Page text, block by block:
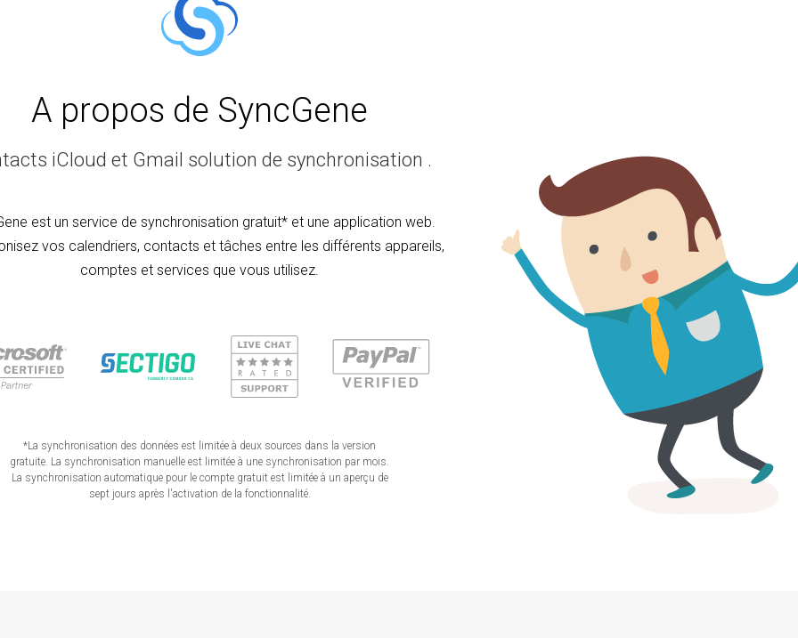
A propos de SyncGene
iCloud et Gmail solution de synchronisation .
est un service de synchronisation gratuit* et une application web.
vos calendriers, contacts et tâches entre les différents appareils,
comptes et services que vous utilisez.
*La synchronisation des données est limitée à deux sources dans la version
gratuite. La synchronisation manuelle est limitée à une synchronisation par mois.
La synchronisation automatique pour le compte gratuit est limitée à un aperçu de
sept jours après l'activation de la fonctionnalité.